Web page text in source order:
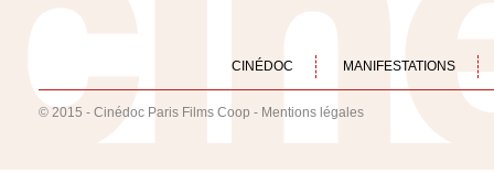
CINÉDOC MANIFESTATIONS
© 2015 - Cinédoc Paris Films Coop - Mentions légales